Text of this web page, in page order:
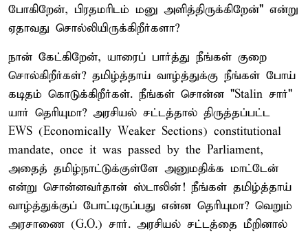
போகிறேன், பிரதமரிடம் மனு அளித்திருக்கிறேன்" என்று
ஏதாவது சொல்லியிருக்கிறீர்களா?
நான் கேட்கிறேன், யாரைப் பார்த்து நீங்கள் குறை
சொல்கிறீர்கள்? தமிழ்த்தாய் வாழ்த்துக்கு நீங்கள் போய்
கடிதம் கொடுக்கிறீர்கள். நீங்கள் சொன்ன "Stalin சார்"
யார் தெரியுமா? அரசியல் சட்டத்தால் திருத்தப்பட்ட
EWS (Economically Weaker Sections) constitutional
mandate, once it was passed by the Parliament,
அதைத் தமிழ்நாட்டுக்குள்ளே அனுமதிக்க மாட்டேன்
என்று சொன்னவர்தான் ஸ்டாலின்! நீங்கள் தமிழ்த்தாய்
வாழ்த்துக்குப் போட்டிருப்பது என்ன தெரியுமா? வெறும்
அரசாணை (G.O.) சார். அரசியல் சட்டத்தை மீறினால்